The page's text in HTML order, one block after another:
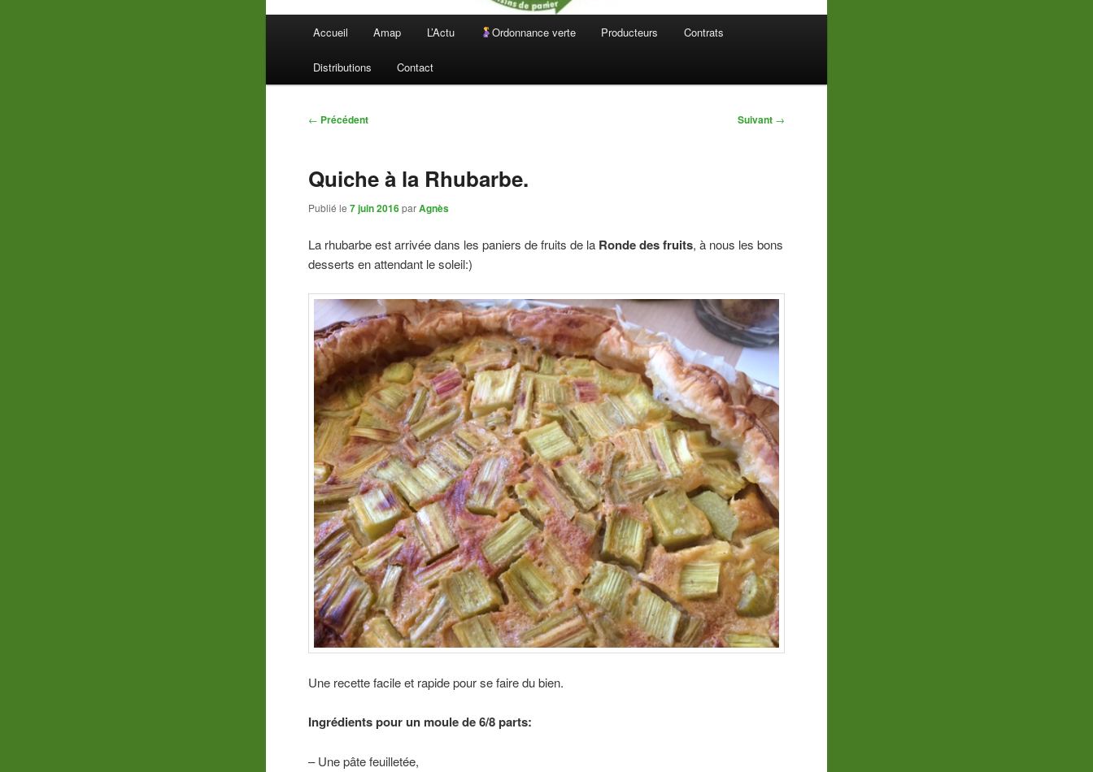
Accueil Amap L’Actu Ordonnance verte Producteurs Contrats
Distributions Contact
Navigation
← Précédent Suivant →
Quiche à la Rhubarbe.
Publié le7 juin 2016 parAgnès
La rhubarbe est arrivée dans les paniers de fruits de la Ronde des fruits, à nous les bons
desserts en attendant le soleil:)
Une recette facile et rapide pour se faire du bien.
Ingrédients pour un moule de 6/8 parts:
– Une pâte feuilletée,